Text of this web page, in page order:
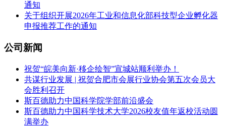
通知
关于组织开展2026年工业和信息化部科技型企业孵化器
申报推荐工作的通知
公司新闻
祝贺“皖美向新·移企绘智”宣城站顺利举办！
共谋行业发展 | 祝贺合肥市会展行业协会第五次会员大
会胜利召开
斯百德助力中国科学院学部前沿盛会
斯百德助力中国科学技术大学2026校友值年返校活动圆
满举办